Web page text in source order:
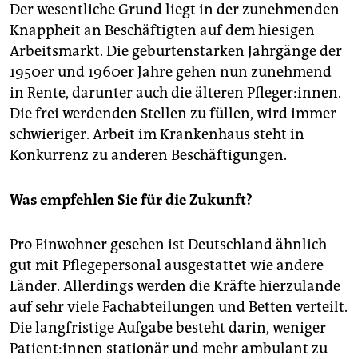
Der wesentliche Grund liegt in der zunehmenden
Knappheit an Beschäftigten auf dem hiesigen
Arbeitsmarkt. Die geburtenstarken Jahrgänge der
1950er und 1960er Jahre gehen nun zunehmend
in Rente, darunter auch die älteren Pfleger:innen.
Die frei werdenden Stellen zu füllen, wird immer
schwieriger. Arbeit im Krankenhaus steht in
Konkurrenz zu anderen Beschäftigungen.
Was empfehlen Sie für die Zukunft?
Pro Einwohner gesehen ist Deutschland ähnlich
gut mit Pflegepersonal ausgestattet wie andere
Länder. Allerdings werden die Kräfte hierzulande
auf sehr viele Fachabteilungen und Betten verteilt.
Die langfristige Aufgabe besteht darin, weniger
Pa­ti­en­t:in­nen stationär und mehr ambulant zu